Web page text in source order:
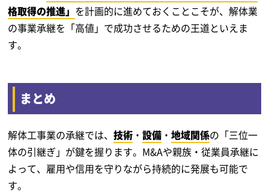
格取得の推進」 を計画的に進めておくことこそが、解体業
の事業承継を「高値」で成功させるための王道といえま
す。
まとめ
解体工事業の承継では、技術 ・設備 ・地域関係の「三位一
体の引継ぎ」が鍵を握ります。M&Aや親族・従業員承継に
よって、雇用や信用を守りながら持続的に発展も可能で
す。